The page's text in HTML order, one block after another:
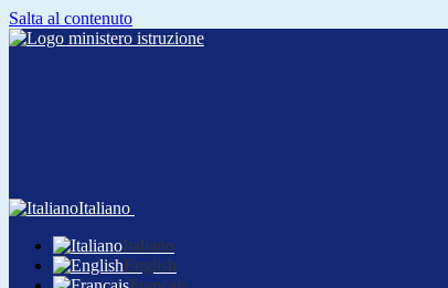
Salta al contenuto
Italiano
Italiano
English